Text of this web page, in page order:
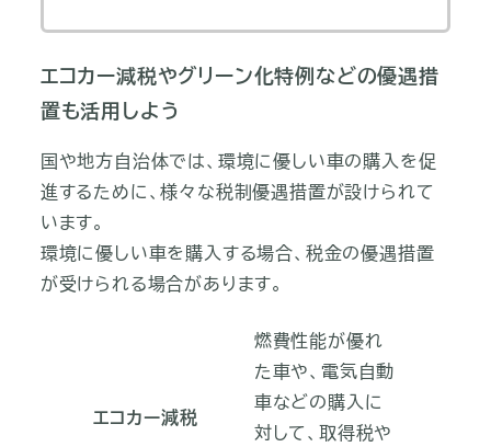
エコカー減税やグリーン化特例などの優遇措
置も活用しよう
国や地方自治体では、環境に優しい車の購入を促
進するために、様々な税制優遇措置が設けられて
います。
環境に優しい車を購入する場合、税金の優遇措置
が受けられる場合があります。
エコカー減税
燃費性能が優れ
た車や、電気自動
車などの購入に
対して、取得税や